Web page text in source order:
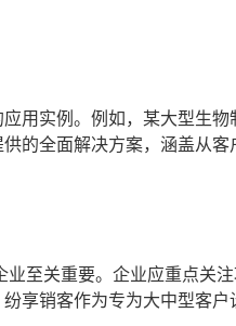
用实例。例如，某大型生
的全面解决方案，涵盖从
至关重要。企业应重点关
享销客作为专为大中型客